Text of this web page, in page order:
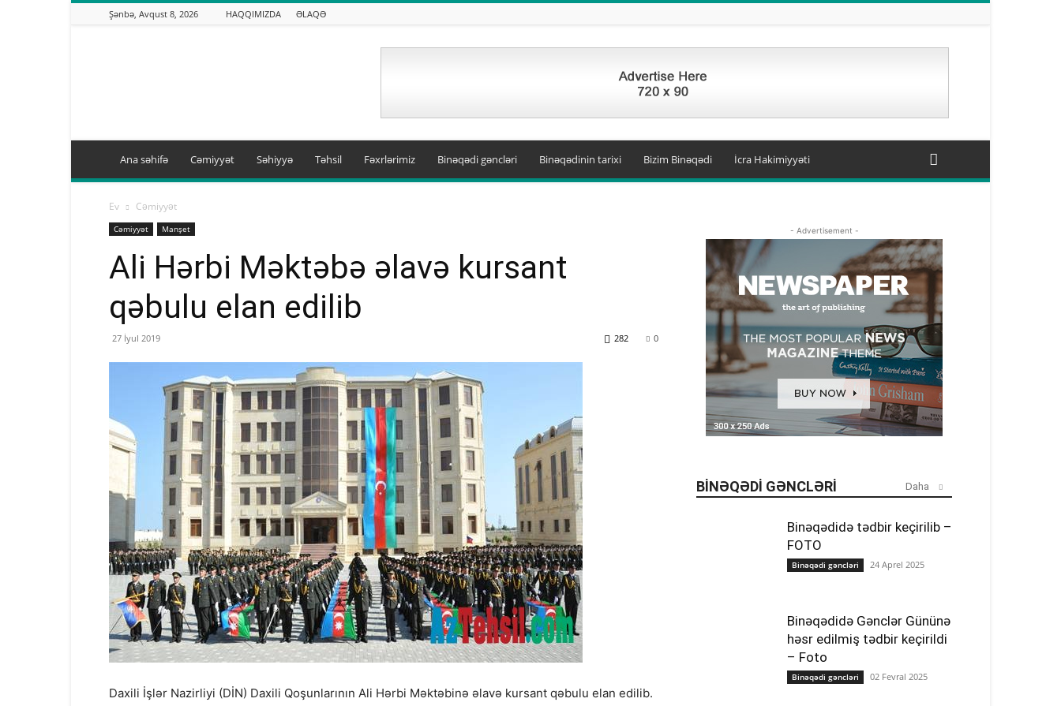
Şənbə, Avqust 8, 2026 HAQQIMIZDA ƏLAQƏ
Ana səhifə Cəmiyyət Səhiyyə Təhsil Fəxrlərimiz Binəqədi gəncləri Binəqədinin tarixi Bizim Binəqədi İcra Hakimiyyəti
Ev Cəmiyyət
Cəmiyyət Manşet
Ali Hərbi Məktəbə əlavə kursant
qəbulu elan edilib
27 İyul 2019 0
282
Daxili İşlər Nazirliyi (DİN) Daxili Qoşunlarının Ali Hərbi Məktəbinə əlavə kursant qəbulu elan edilib.
- Advertisement -
BINƏQƏDI GƏNCLƏRI Daha
Binəqədidə tədbir keçirilib –
FOTO
Binəqədi gəncləri 24 Aprel 2025
Binəqədidə Gənclər Gününə
həsr edilmiş tədbir keçirildi
– Foto
Binəqədi gəncləri 02 Fevral 2025